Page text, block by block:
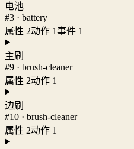
电池
#3 · battery
属性 2动作 1事件 1
主刷
#9 · brush-cleaner
属性 2动作 1
边刷
#10 · brush-cleaner
属性 2动作 1